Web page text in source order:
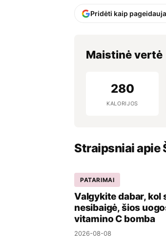
Pridėti kaip
Maistinė vertė
280
KALORIJOS
Straipsniai apie
PATARIMAI
Valgykite dabar, kol
nesibaigė, šios
vitamino C bomba
2026-08-08